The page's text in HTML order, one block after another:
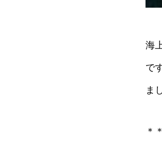
海
で
ま
＊